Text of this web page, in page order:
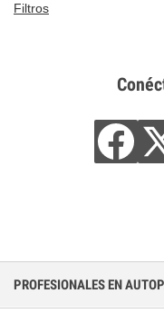
Filtros
PROFESIONALES EN